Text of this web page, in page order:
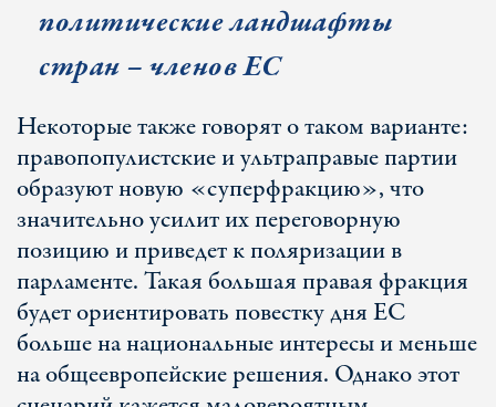
политические ландшафты
стран – членов ЕС
Некоторые также говорят о таком варианте:
правопопулистские и ультраправые партии
образуют новую «суперфракцию», что
значительно усилит их переговорную
позицию и приведет к поляризации в
парламенте. Такая большая правая фракция
будет ориентировать повестку дня ЕС
больше на национальные интересы и меньше
на общеевропейские решения. Однако этот